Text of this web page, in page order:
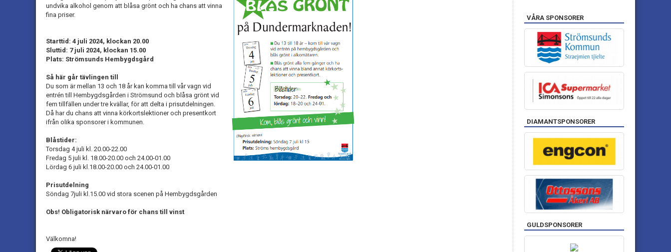
undvika alkohol genom att blåsa grönt och ha chans att vinna
fina priser.
Starttid: 4 juli 2024, klockan 20.00
Sluttid: 7 juli 2024, klockan 15.00
Plats: Strömsunds Hembygdsgård
Så här går tävlingen till
Du som är mellan 13 och 18 år kan komma till vår vagn vid
entrén till Hembygdsgården i Strömsund och blåsa grönt vid
fem tillfällen under tre kvällar, för att delta i prisutdelningen.
Då har du chans att vinna körkortslektioner och presentkort
ifrån olika sponsorer i kommunen.
Blåstider:
Torsdag 4 juli kl. 20.00-22.00
Fredag 5 juli kl. 18.00-20.00 och 24.00-01.00
Lördag 6 juli kl.18.00-20.00 och 24.00-01.00
Prisutdelning
Söndag 7juli kl.15.00 vid stora scenen på Hembygdsgården
Obs! Obligatorisk närvaro för chans till vinst
Välkomna!
VÅRA SPONSORER
DIAMANTSPONSORER
GULDSPONSORER